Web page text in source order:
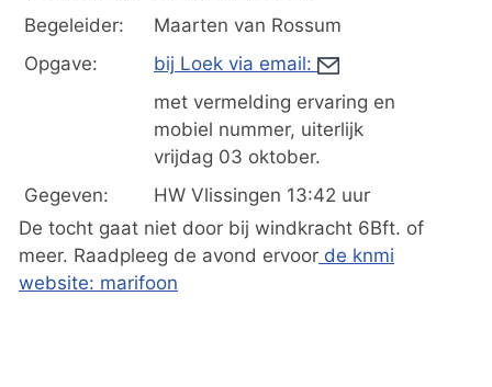
Begeleider:
Maarten van Rossum
Opgave:
bij Loek via email:
met vermelding ervaring en
mobiel nummer, uiterlijk
vrijdag 03 oktober.
Gegeven:
HW Vlissingen 13:42 uur
De tocht gaat niet door bij windkracht 6Bft. of
meer. Raadpleeg de avond ervoor de knmi
website: marifoon